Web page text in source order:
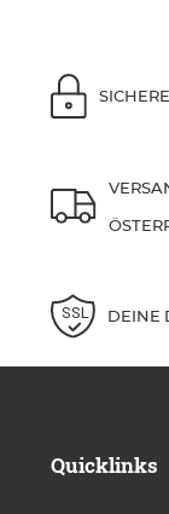
DEINE
Quicklinks